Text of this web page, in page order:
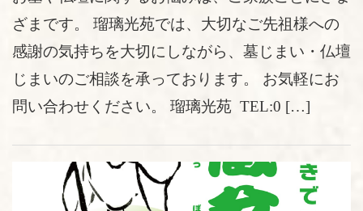
ざまです。 瑠璃光苑では、大切なご先祖様への
感謝の気持ちを大切にしながら、墓じまい・仏壇
じまいのご相談を承っております。 お気軽にお
問い合わせください。 瑠璃光苑 TEL:0 […]